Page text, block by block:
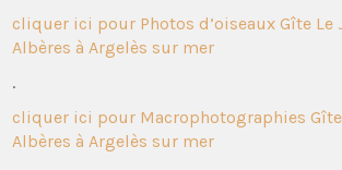
cliquer ici pour Photos d’oiseaux Gîte Le
Albères à Argelès sur mer
.
cliquer ici pour Macrophotographies Gîte
Albères à Argelès sur mer